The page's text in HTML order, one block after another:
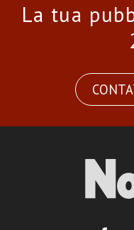
La tua